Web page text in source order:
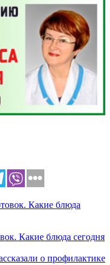
Какие блюда сегодня